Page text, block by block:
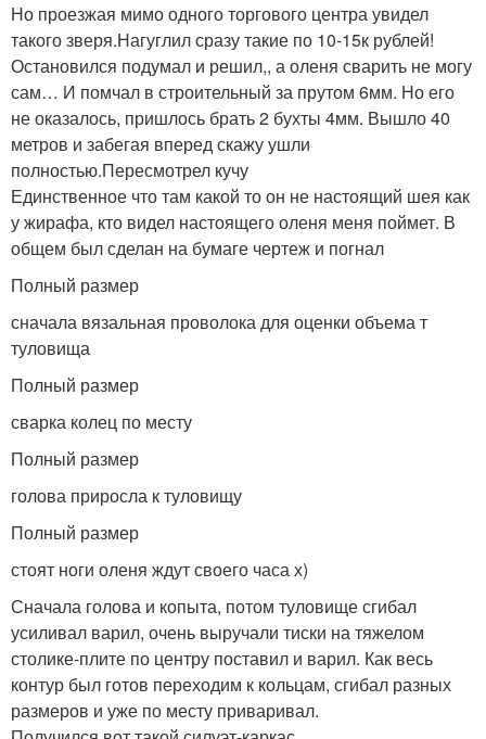
Но проезжая мимо одного торгового центра увидел
такого зверя.Нагуглил сразу такие по 10-15к рублей!
Остановился подумал и решил,, а оленя сварить не могу
сам… И помчал в строительный за прутом 6мм. Но его
не оказалось, пришлось брать 2 бухты 4мм. Вышло 40
метров и забегая вперед скажу ушли
полностью.Пересмотрел кучу
Единственное что там какой то он не настоящий шея как
у жирафа, кто видел настоящего оленя меня поймет. В
общем был сделан на бумаге чертеж и погнал
Полный размер
сначала вязальная проволока для оценки объема т
туловища
Полный размер
сварка колец по месту
Полный размер
голова приросла к туловищу
Полный размер
стоят ноги оленя ждут своего часа х)
Сначала голова и копыта, потом туловище сгибал
усиливал варил, очень выручали тиски на тяжелом
столике-плите по центру поставил и варил. Как весь
контур был готов переходим к кольцам, сгибал разных
размеров и уже по месту приваривал.